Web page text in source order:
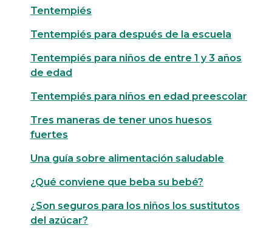
Tentempiés
Tentempiés para después de la escuela
Tentempiés para niños de entre 1 y 3 años
de edad
Tentempiés para niños en edad preescolar
Tres maneras de tener unos huesos
fuertes
Una guía sobre alimentación saludable
¿Qué conviene que beba su bebé?
¿Son seguros para los niños los sustitutos
del azúcar?